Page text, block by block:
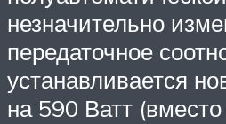
незначительно
передаточное
устанавливается
на 590 Ватт